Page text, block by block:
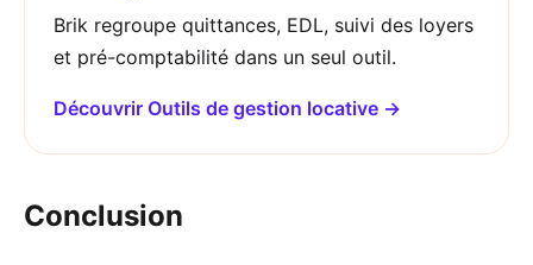
Brik regroupe quittances, EDL, suivi des loyers
et pré-comptabilité dans un seul outil.
Découvrir Outils de gestion locative →
Conclusion